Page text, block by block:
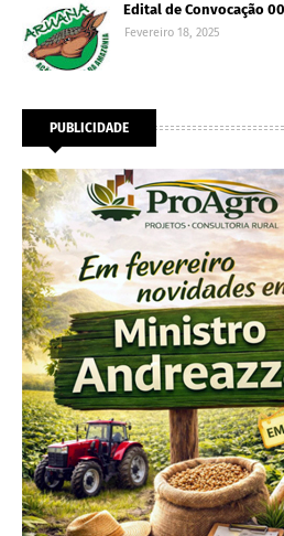
Edital de Convocação
Fevereiro 18, 2025
PUBLICIDADE